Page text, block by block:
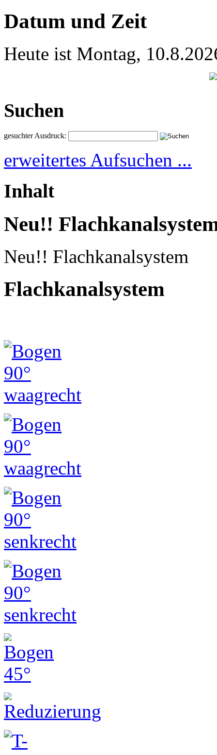
Datum und Zeit
Heute ist Montag,
Suchen
gesuchter Ausdruck:
erweitertes Aufsuchen ...
Inhalt
Neu!!
Neu!! Flachkanalsystem
Flachkanalsystem